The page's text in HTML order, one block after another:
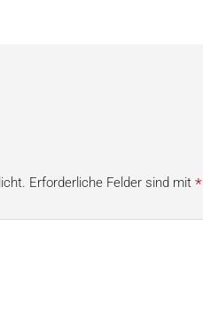
Erforderliche Felder sind mit*